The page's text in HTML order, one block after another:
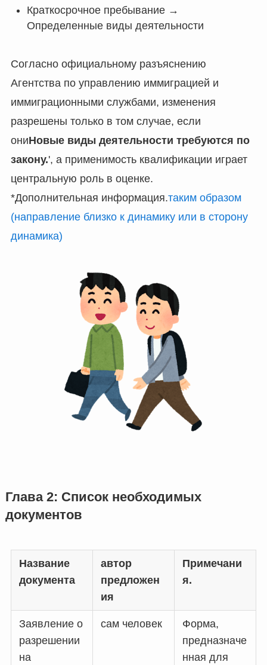
Краткосрочное пребывание →
Определенные виды деятельности
Согласно официальному разъяснению
Агентства по управлению иммиграцией и
иммиграционными службами, изменения
разрешены только в том случае, если
ониНовые виды деятельности требуются по
закону.', а применимость квалификации играет
центральную роль в оценке.
*Дополнительная информация.таким образом
(направление близко к динамику или в сторону
динамика)
Глава 2: Список необходимых
документов
Название
документа
автор
предложен
ия
Примечани
я.
Заявление о
разрешении
на
сам человек
Форма,
предназначе
нная для